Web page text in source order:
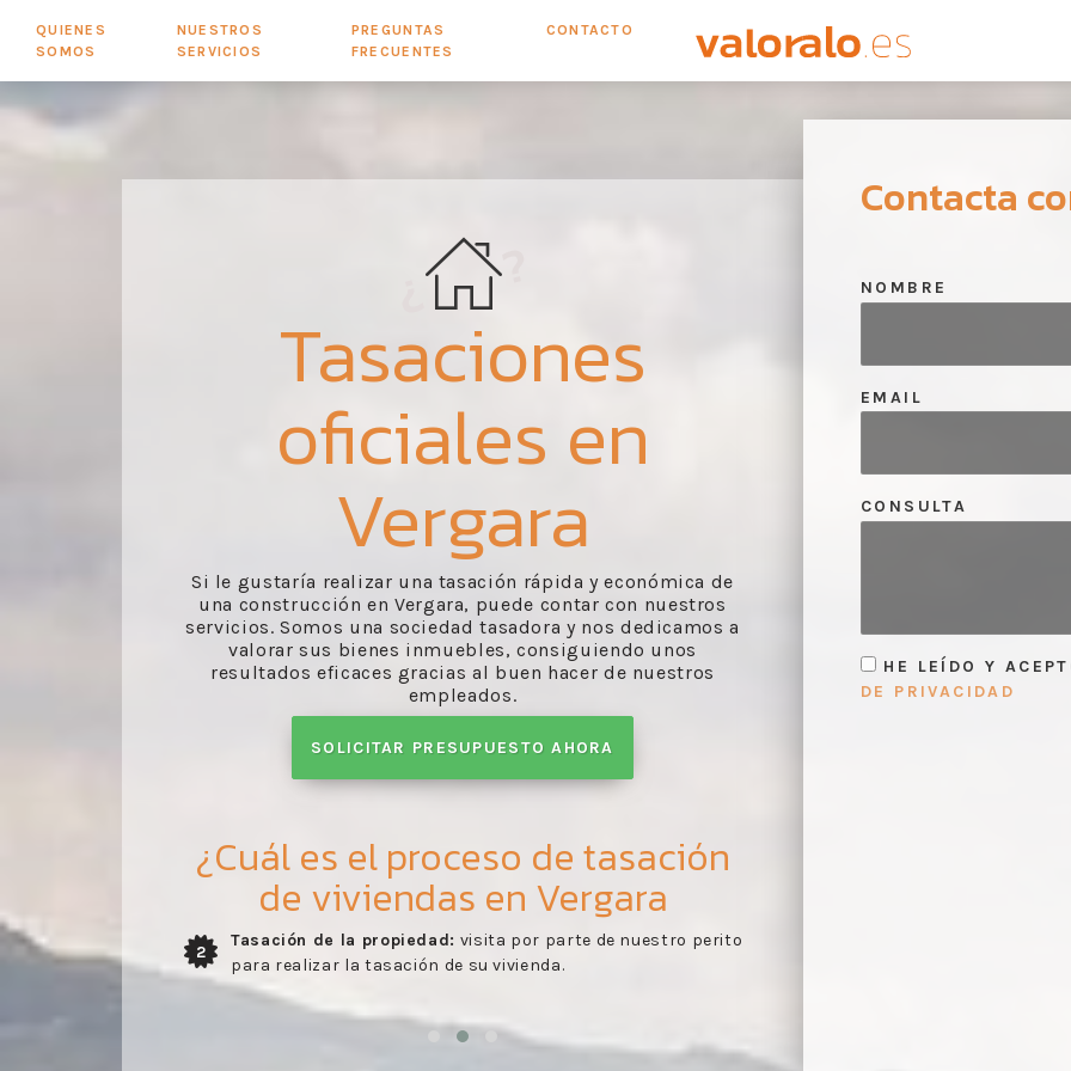
QUIENES
SOMOS
NUESTROS
SERVICIOS
PREGUNTAS
FRECUENTES
CONTACTO
Tasaciones
oficiales en
Vergara
Si le gustaría realizar una tasación rápida y económica de
una construcción en Vergara, puede contar con nuestros
servicios. Somos una sociedad tasadora y nos dedicamos a
valorar sus bienes inmuebles, consiguiendo unos
resultados eficaces gracias al buen hacer de nuestros
empleados.
SOLICITAR PRESUPUESTO AHORA
¿Cuál es el proceso de tasación
de viviendas en Vergara
perito
3
Entrega del informe:envío del informe de tasación
realizado por nuestros profesionales según lo confirmado
en la visita del perito.
Contacta
NOMBRE
EMAIL
CONSULTA
HE LEÍDO Y
DE PRIVACIDAD